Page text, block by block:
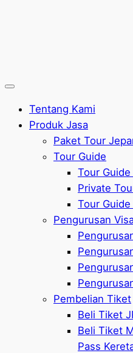
Tentang Kami
Produk Jasa
Paket Tour
Tour Guide
Tour
Private
Tour
Pengurusan
Pembelian Tiket
Beli Tiket
Beli Tiket
Pass